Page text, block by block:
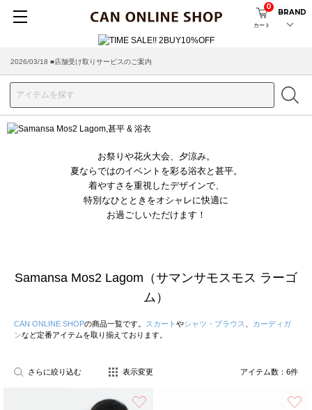
カート
0
BRAND
2026/03/18 ■店舗受け取りサービスのご案内
お祭りや花火大会、夕涼み。
夏ならではのイベントを彩る浴衣と甚平。
着やすさを重視したデザインで、
特別なひとときをオシャレに快適に
お過ごしいただけます！
Samansa Mos2 Lagom（サマンサモスモス ラーゴ
ム）
CAN ONLINE SHOPの商品一覧です。 スカート やシャツ・ブラウス
カーディガ
ンなど定番アイテムを取り揃えております。
さらに絞り込む 表示変更 アイテム数： 6件